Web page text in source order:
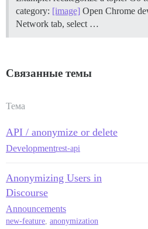
category: [image] Open Chrome
Network tab, select …
Связанные темы
Тема
API / anonymize or delete
Developmentrest-api
Anonymizing Users in
Discourse
Announcements
new-feature anonymization